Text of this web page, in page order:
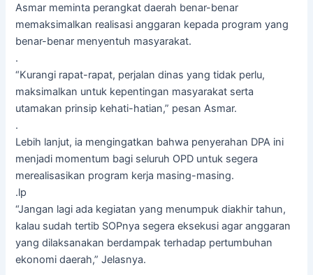
Asmar meminta perangkat daerah benar-benar
memaksimalkan realisasi anggaran kepada program yang
benar-benar menyentuh masyarakat.
.
“Kurangi rapat-rapat, perjalan dinas yang tidak perlu,
maksimalkan untuk kepentingan masyarakat serta
utamakan prinsip kehati-hatian,” pesan Asmar.
.
Lebih lanjut, ia mengingatkan bahwa penyerahan DPA ini
menjadi momentum bagi seluruh OPD untuk segera
merealisasikan program kerja masing-masing.
.lp
“Jangan lagi ada kegiatan yang menumpuk diakhir tahun,
kalau sudah tertib SOPnya segera eksekusi agar anggaran
yang dilaksanakan berdampak terhadap pertumbuhan
ekonomi daerah,” Jelasnya.